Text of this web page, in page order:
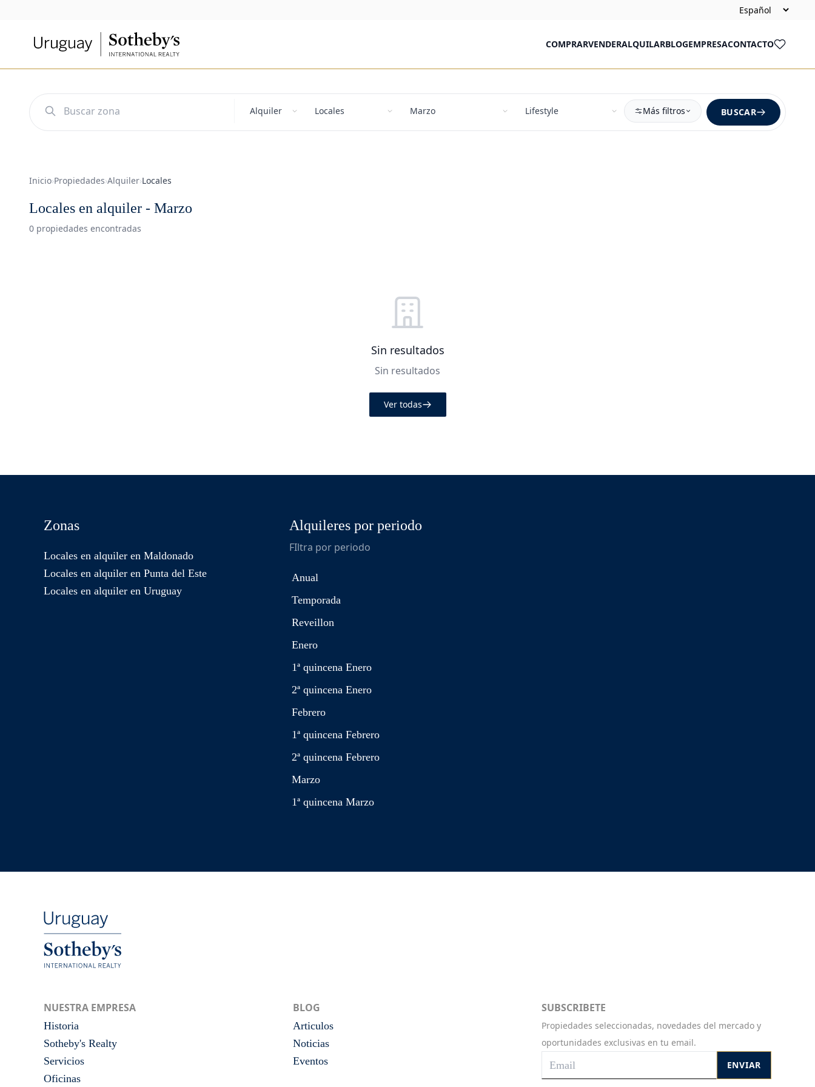
COMPRARVENDERALQUILARBLOGEMPRESACONTACTO
Más filtros BUSCAR
Inicio›Propiedades›Alquiler›Locales
Locales en alquiler - Marzo
0 propiedades encontradas
Sin resultados
Sin resultados
Ver todas
Zonas
Locales en alquiler en Maldonado
Locales en alquiler en Punta del Este
Locales en alquiler en Uruguay
Alquileres por periodo
FIltra por periodo
Anual
Temporada
Reveillon
Enero
1ª quincena Enero
2ª quincena Enero
Febrero
1ª quincena Febrero
2ª quincena Febrero
Marzo
1ª quincena Marzo
NUESTRA EMPRESA
Historia
Sotheby's Realty
Servicios
Oficinas
BLOG
Articulos
Noticias
Eventos
SUBSCRIBETE
Propiedades seleccionadas, novedades del mercado y
oportunidades exclusivas en tu email.
ENVIAR